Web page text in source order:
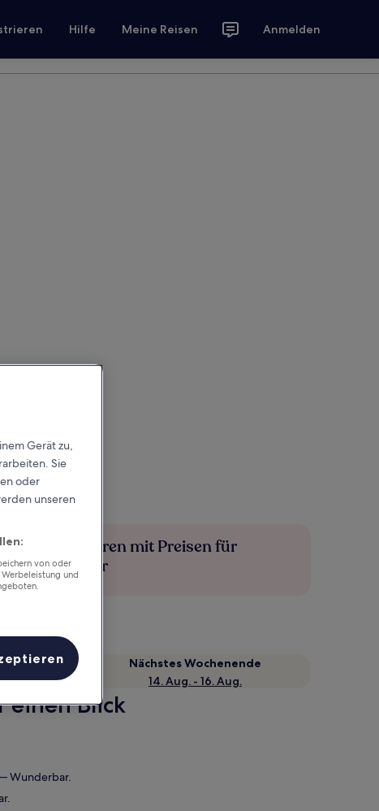
Hilfe Meine Reisen Anmelden
Mehr sparen mit Preisen für
Mitglieder
Nächstes Wochenende
14. Aug. - 16. Aug.
einen Blick
Wunderbar.
Gerät zu,
Sie
oder
unseren
von oder
und